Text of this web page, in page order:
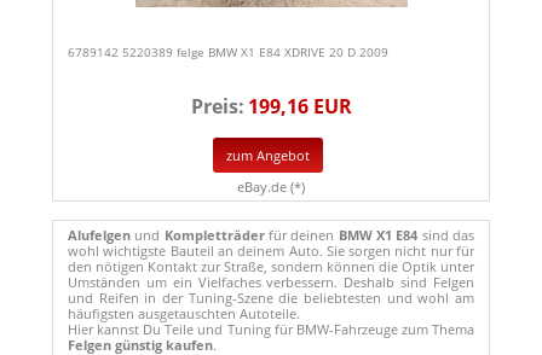
6789142 5220389 felge BMW X1 E84 XDRIVE 20 D 2009
Preis: 199,16 EUR
zum Angebot
eBay.de (*)
Alufelgen und Kompletträderfür deinen BMW X1 E84 sind das
wohl wichtigste Bauteil an deinem Auto. Sie sorgen nicht nur für
den nötigen Kontakt zur Straße, sondern können die Optik unter
Umständen um ein Vielfaches verbessern. Deshalb sind Felgen
und Reifen in der Tuning-Szene die beliebtesten und wohl am
häufigsten ausgetauschten Autoteile.
Hier kannst Du Teile und Tuning für BMW-Fahrzeuge zum Thema
Felgen günstig kaufen.